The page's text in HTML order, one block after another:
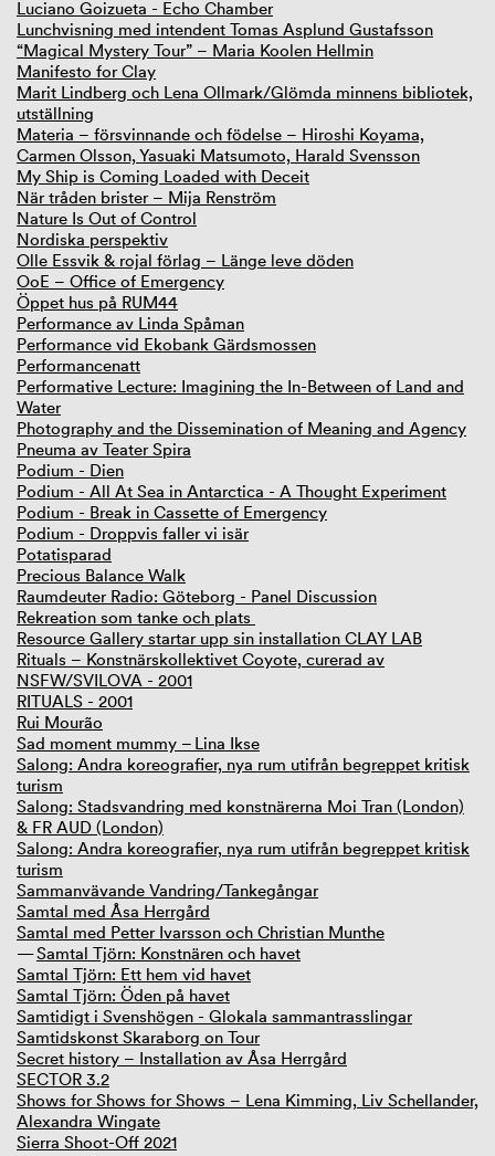
Luciano Goizueta - Echo Chamber
Lunchvisning med intendent Tomas Asplund Gustafsson
“Magical Mystery Tour” – Maria Koolen Hellmin
Manifesto for Clay
Marit Lindberg och Lena Ollmark/Glömda minnens bibliotek,
utställning
Materia – försvinnande och födelse – Hiroshi Koyama,
Carmen Olsson, Yasuaki Matsumoto, Harald Svensson
My Ship is Coming Loaded with Deceit
När tråden brister – Mija Renström
Nature Is Out of Control
Nordiska perspektiv
Olle Essvik & rojal förlag – Länge leve döden
OoE – Office of Emergency
Öppet hus på RUM44
Performance av Linda Spåman
Performance vid Ekobank Gärdsmossen
Performancenatt
Performative Lecture: Imagining the In-Between of Land and
Water
Photography and the Dissemination of Meaning and Agency
Pneuma av Teater Spira
Podium - Dien
Podium - All At Sea in Antarctica - A Thought Experiment
Podium - Break in Cassette of Emergency
Podium - Droppvis faller vi isär
Potatisparad
Precious Balance Walk
Raumdeuter Radio: Göteborg - Panel Discussion
Rekreation som tanke och plats
Resource Gallery startar upp sin installation CLAY LAB
Rituals – Konstnärskollektivet Coyote, curerad av
NSFW/SVILOVA - 2001
RITUALS - 2001
Rui Mourão
Sad moment mummy – Lina Ikse
Salong: Andra koreografier, nya rum utifrån begreppet kritisk
turism
Salong: Stadsvandring med konstnärerna Moi Tran (London)
& FR AUD (London)
Salong: Andra koreografier, nya rum utifrån begreppet kritisk
turism
Sammanvävande Vandring/Tankegångar
Samtal med Åsa Herrgård
Samtal med Petter Ivarsson och Christian Munthe
Samtal Tjörn: Konstnären och havet
Samtal Tjörn: Ett hem vid havet
Samtal Tjörn: Öden på havet
Samtidigt i Svenshögen - Glokala sammantrasslingar
Samtidskonst Skaraborg on Tour
Secret history – Installation av Åsa Herrgård
SECTOR 3.2
Shows for Shows for Shows – Lena Kimming, Liv Schellander,
Alexandra Wingate
Sierra Shoot-Off 2021